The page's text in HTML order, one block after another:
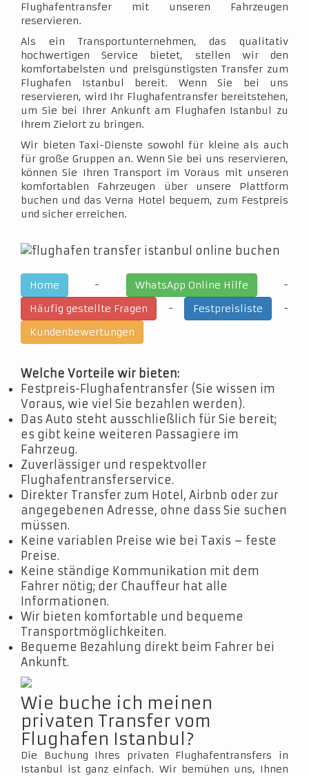
Flughafentransfer mit unseren Fahrzeugen
reservieren.
Als ein Transportunternehmen, das qualitativ
hochwertigen Service bietet, stellen wir den
komfortabelsten und preisgünstigsten Transfer zum
Flughafen Istanbul bereit. Wenn Sie bei uns
reservieren, wird Ihr Flughafentransfer bereitstehen,
um Sie bei Ihrer Ankunft am Flughafen Istanbul zu
Ihrem Zielort zu bringen.
Wir bieten Taxi-Dienste sowohl für kleine als auch
für große Gruppen an. Wenn Sie bei uns reservieren,
können Sie Ihren Transport im Voraus mit unseren
komfortablen Fahrzeugen über unsere Plattform
buchen und das Verna Hotel bequem, zum Festpreis
und sicher erreichen.
Home - WhatsApp Online Hilfe
-
Häufig gestellte Fragen
- Festpreisliste
-
Kundenbewertungen
Welche Vorteile wir bieten:
Festpreis-Flughafentransfer (Sie wissen im
Voraus, wie viel Sie bezahlen werden).
Das Auto steht ausschließlich für Sie bereit;
es gibt keine weiteren Passagiere im
Fahrzeug.
Zuverlässiger und respektvoller
Flughafentransferservice.
Direkter Transfer zum Hotel, Airbnb oder zur
angegebenen Adresse, ohne dass Sie suchen
müssen.
Keine variablen Preise wie bei Taxis – feste
Preise.
Keine ständige Kommunikation mit dem
Fahrer nötig; der Chauffeur hat alle
Informationen.
Wir bieten komfortable und bequeme
Transportmöglichkeiten.
Bequeme Bezahlung direkt beim Fahrer bei
Ankunft.
Wie buche ich meinen
privaten Transfer vom
Flughafen Istanbul?
Die Buchung Ihres privaten Flughafentransfers in
Istanbul ist ganz einfach. Wir bemühen uns, Ihnen